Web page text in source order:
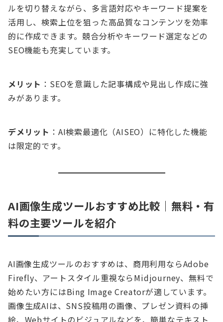
ルを切り替えながら、多言語対応やキーワード提案を
活用し、検索上位を狙った高品質なコンテンツを効率
的に作成できます。競合分析やキーワード選定などの
SEO機能も充実しています。
メリット ：SEOを意識した記事構成や見出し作成に強
みがあります。
デメリット ：AI検索最適化（AISEO）に特化した機能
は限定的です。
AI画像生成ツールおすすめ比較｜無料・有
料の主要ツールを紹介
AI画像生成ツールのおすすめは、商用利用ならAdobe
Firefly、アートスタイル重視ならMidjourney、無料で
始めたい方にはBing Image Creatorが適しています。
画像生成AIは、SNS投稿用の画像、プレゼン資料の挿